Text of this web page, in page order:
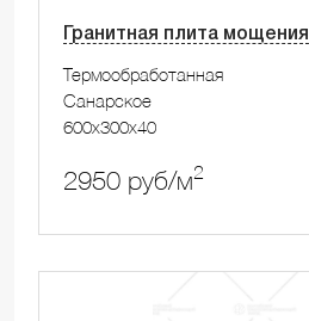
Гранитная плита мощения
Термообработанная
Санарское
600x300x40
2950 руб/м2